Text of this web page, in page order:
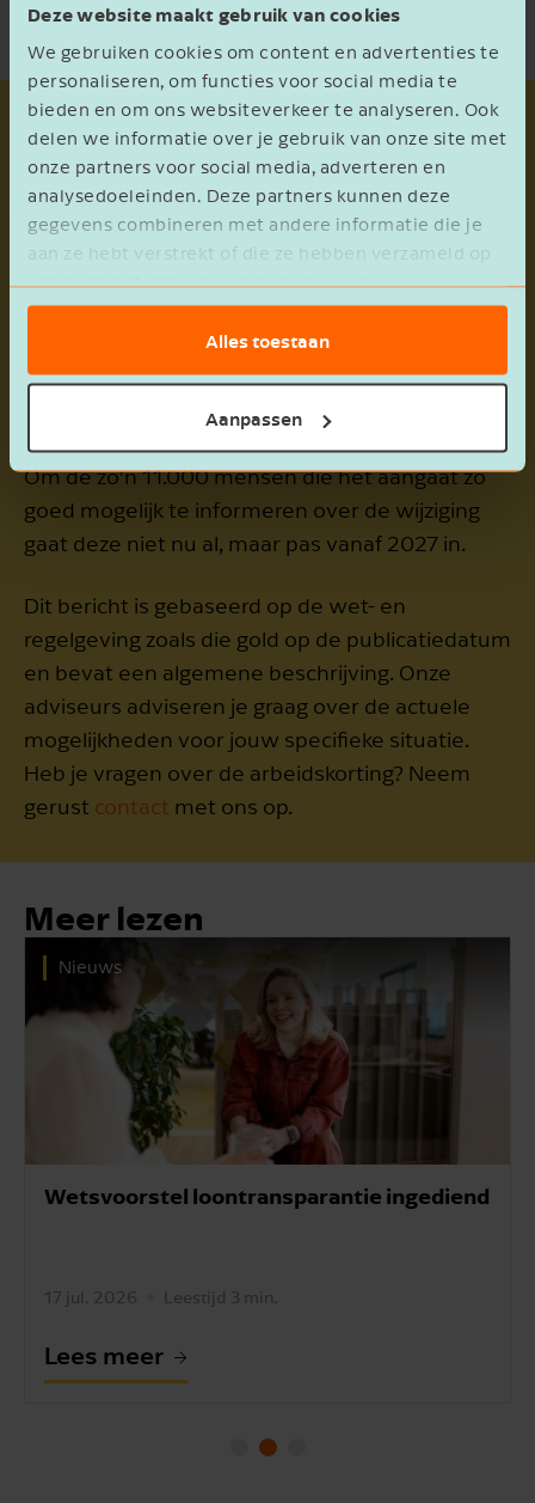
Deze website maakt gebruik van cookies
We gebruiken cookies om content en advertenties te
personaliseren, om functies voor social media te
bieden en om ons websiteverkeer te analyseren. Ook
delen we informatie over je gebruik van onze site met
onze partners voor social media, adverteren en
analysedoeleinden. Deze partners kunnen deze
gegevens combineren met andere informatie die je
aan ze hebt verstrekt of die ze hebben verzameld op
basis van het gebruik van hun services.
Alles toestaan
Aanpassen
Vanaf 2027 niet meer
Om die reden is nu besloten dat een werkgever,
net als het UWV, geen arbeidskorting mag
toepassen op uitkeringen. Dit besluit heeft
gevolgen voor zo’n 11.000 mensen met een
uitkering die uitbetaald wordt via een
werkgever. Dit betreft voor het grootste deel
arbeidsongeschiktheidsuitkeringen.
Om de zo’n 11.000 mensen die het aangaat zo
goed mogelijk te informeren over de wijziging
gaat deze niet nu al, maar pas vanaf 2027 in.
Dit bericht is gebaseerd op de wet- en
regelgeving zoals die gold op de publicatiedatum
en bevat een algemene beschrijving. Onze
adviseurs adviseren je graag over de actuele
mogelijkheden voor jouw specifieke situatie.
Heb je vragen over de arbeidskorting? Neem
gerust contact met ons op.
Meer lezen
Nieuws
Wetsvoorstel loontransparantie ingediend
17 jul. 2026 Leestijd 3 min.
Lees meer